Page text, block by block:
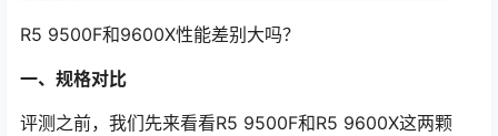
R5 9500F和9600X性能差别大吗？
一、规格对比
评测之前，我们先来看看R5 9500F和R5 9600X这两颗